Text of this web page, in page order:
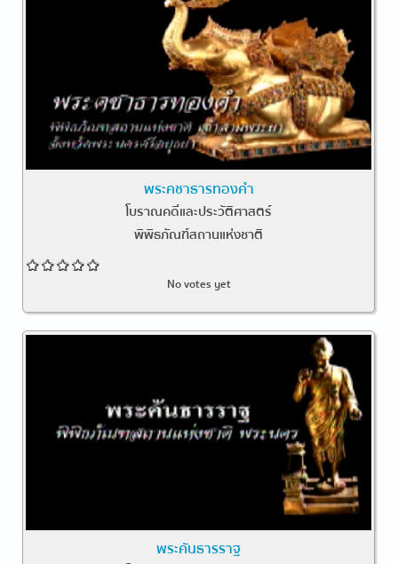
พระคชาธารทองคำ
โบราณคดีและประวัติศาสตร์
พิพิธภัณฑ์สถานแห่งชาติ
No votes yet
พระคันธารราฐ